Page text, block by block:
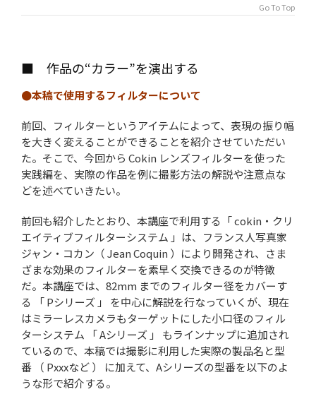
Go To Top
■ 作品の“カラー”を演出する
●本稿で使用するフィルターについて
前回、フィルターというアイテムによって、表現の振り幅
を大きく変えることができることを紹介させていただい
た。そこで、今回から Cokin レンズフィルターを使った
実践編を、実際の作品を例に撮影方法の解説や注意点な
どを述べていきたい。
前回も紹介したとおり、本講座で利用する「 cokin・クリ
エイティブフィルターシステム 」は、フランス人写真家
ジャン・コカン（ Jean Coquin ）により開発され、さま
ざまな効果のフィルターを素早く交換できるのが特徴
だ。本講座では、82mm までのフィルター径をカバーす
る 「 Pシリーズ 」 を中心に解説を行なっていくが、現在
はミラーレスカメラもターゲットにした小口径のフィル
ターシステム 「 Aシリーズ 」 もラインナップに追加され
ているので、本稿では撮影に利用した実際の製品名と型
番 （ Pxxxなど ） に加えて、Aシリーズの型番を以下のよ
うな形で紹介する。